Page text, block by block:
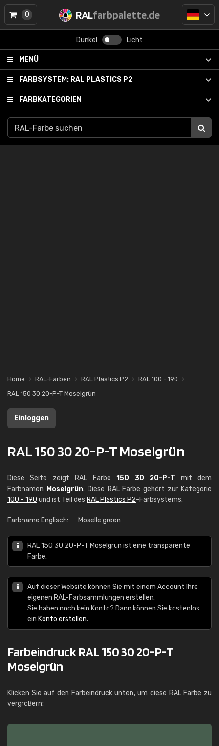
RALfarbpalette.de
Dunkel Licht
MENÜ
FARBSYSTEM: RAL PLASTICS P2
FARBKATEGORIEN
0
Home RAL-Farben RAL Plastics P2
RAL 100 - 190
RAL 150 30 20-P-T Moselgrün
Einloggen
RAL 150 30 20-P-T Moselgrün
Diese Seite zeigt RAL Farbe150 30 20-P-T mit dem
Farbnamen Moselgrün. Diese RAL Farbe gehört zur Kategorie
100 - 190 und ist Teil des RAL Plastics P2-Farbsystems.
Farbname Englisch: Moselle green
RAL 150 30 20-P-T Moselgrün ist eine transparente
Farbe.
Auf dieser Website können Sie mit einem Account Ihre
eigenen RAL-Farbsammlungen erstellen.
Sie haben noch kein Konto? Dann können Sie kostenlos
ein Konto erstellen.
Farbeindruck RAL 150 30 20-P-T
Moselgrün
Klicken Sie auf den Farbeindruck unten, um diese RAL Farbe zu
vergrößern: